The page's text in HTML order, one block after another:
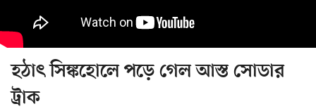
হঠাৎ সিঙ্কহোলে পড়ে গেল আস্ত সোডার
ট্রাক